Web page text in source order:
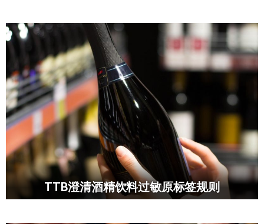
TTB澄清酒精饮料过敏原标签规则